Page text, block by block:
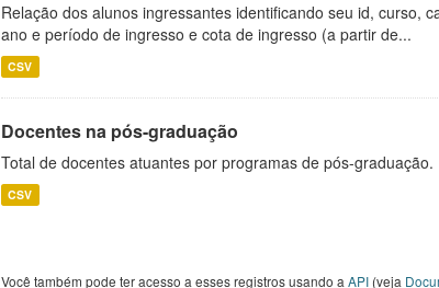
Relação dos alunos ingressantes identificando seu id, curso,
ano e período de ingresso e cota de ingresso (a partir de...
CSV
Docentes na pós-graduação
Total de docentes atuantes por programas de pós-graduação.
CSV
Você também pode ter acesso a esses registros usando a API (veja